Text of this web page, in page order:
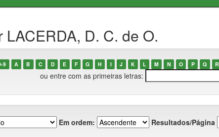
D. C. de O.
9 A B C D E F G H I J K L M N O P Q R
ou entre com as primeiras letras:
Em ordem: Resultados/Página